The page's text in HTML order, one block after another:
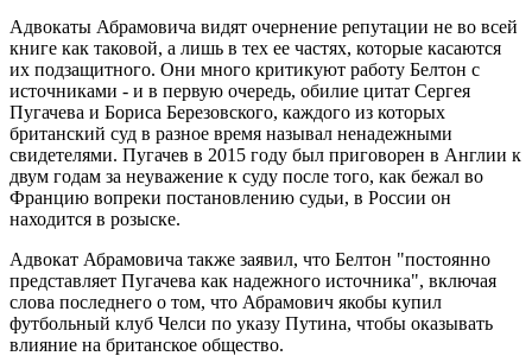
Адвокаты Абрамовича видят очернение репутации не во всей
книге как таковой, а лишь в тех ее частях, которые касаются
их подзащитного. Они много критикуют работу Белтон с
источниками - и в первую очередь, обилие цитат Сергея
Пугачева и Бориса Березовского, каждого из которых
британский суд в разное время называл ненадежными
свидетелями. Пугачев в 2015 году был приговорен в Англии к
двум годам за неуважение к суду после того, как бежал во
Францию вопреки постановлению судьи, в России он
находится в розыске.
Адвокат Абрамовича также заявил, что Белтон "постоянно
представляет Пугачева как надежного источника", включая
слова последнего о том, что Абрамович якобы купил
футбольный клуб Челси по указу Путина, чтобы оказывать
влияние на британское общество.